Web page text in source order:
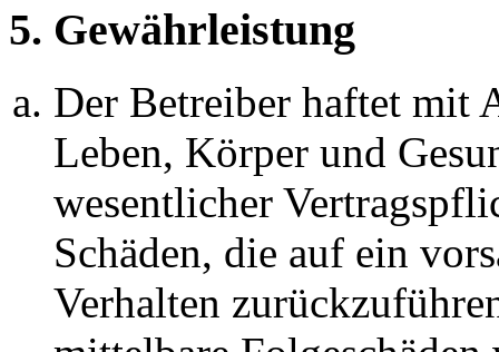
5. Gewährleistung
Der Betreiber haftet mit
Leben, Körper und
wesentlicher
Schäden, die auf ein
Verhalten